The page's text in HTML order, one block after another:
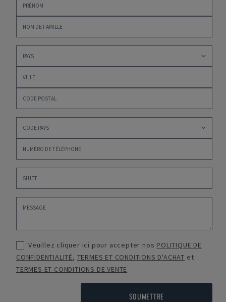
Veuillez cliquer ici pour accepter nos POLITIQUE DE
CONFIDENTIALITÉ, TERMES ET CONDITIONS D'ACHAT et
TERMES ET CONDITIONS DE VENTE
SOUMETTRE